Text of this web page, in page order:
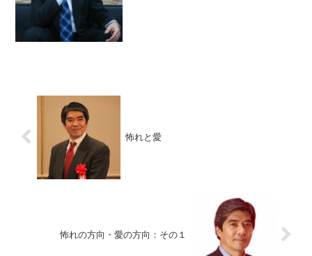
怖れと愛
怖れの方向・愛の方向：その１